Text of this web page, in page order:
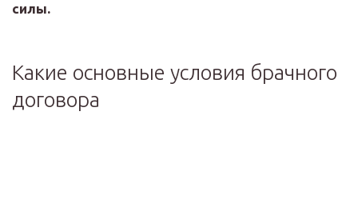
силы.
Какие основные условия брачного
договора